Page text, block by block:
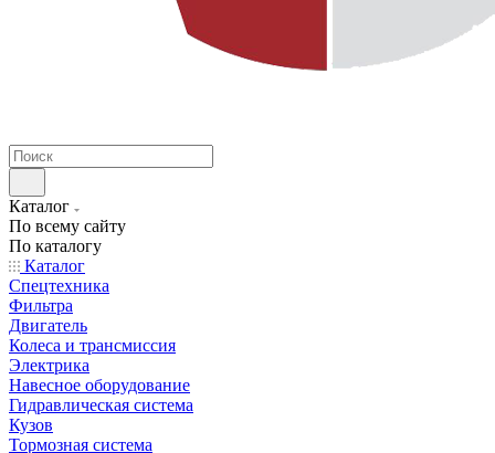
Каталог
По всему сайту
По каталогу
Каталог
Спецтехника
Фильтра
Двигатель
Колеса и трансмиссия
Электрика
Навесное оборудование
Гидравлическая система
Кузов
Тормозная система